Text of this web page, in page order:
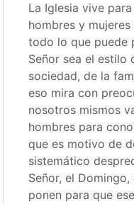
La Iglesia vive
hombres y
todo lo que puede
Señor sea el estilo
sociedad, de la
eso mira con
nosotros mismos
hombres para
que es motivo de
sistemático
Señor, el
ponen para que